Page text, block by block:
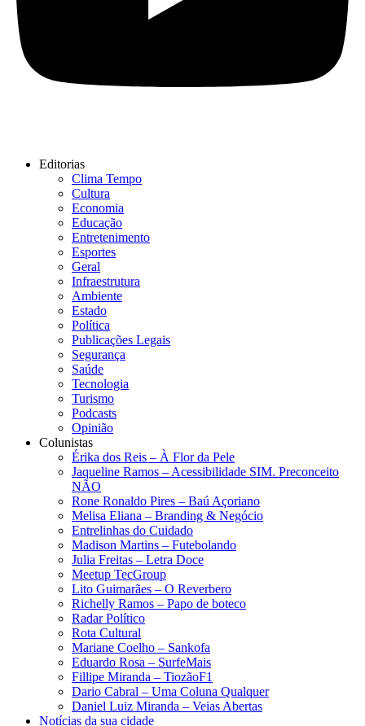
Editorias
Clima Tempo
Cultura
Economia
Educação
Entretenimento
Esportes
Geral
Infraestrutura
Ambiente
Estado
Política
Publicações Legais
Segurança
Saúde
Tecnologia
Turismo
Podcasts
Opinião
Colunistas
Érika dos Reis​ – À Flor da Pele
Jaqueline Ramos – Acessibilidade SIM. Preconceito
NÃO
Rone Ronaldo Pires – Baú Açoriano
Melisa Eliana – Branding & Negócio
Entrelinhas do Cuidado
Madison Martins – Futebolando
Julia Freitas​ – Letra Doce
Meetup TecGroup
Lito Guimarães – O Reverbero
Richelly Ramos​ – Papo de boteco
Radar Político
Rota Cultural
Mariane Coelho – Sankofa
Eduardo Rosa​ – SurfeMais
Fillipe Miranda – TiozãoF1
Dario Cabral – Uma Coluna Qualquer
Daniel Luiz Miranda – Veias Abertas
Notícias da sua cidade